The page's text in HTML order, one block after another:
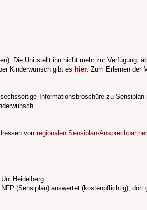
Die Uni stellt ihn nicht mehr zur Verfügung,
Kinderwunsch gibt es hier. Zum Erlernen der
sechsseitige Informationsbroschüre zu
von regionalen Sensiplan-
Heidelberg
(Sensiplan) auswertet (kostenpflichtig),